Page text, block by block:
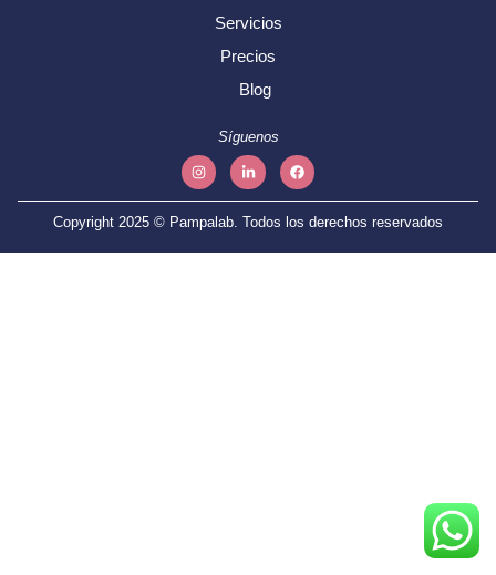
Servicios
Precios
Blog
Síguenos
Copyright 2025 © Pampalab. Todos los derechos reservados